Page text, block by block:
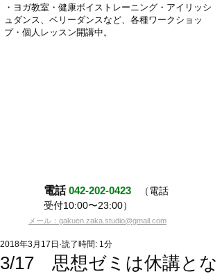
・ ヨガ教室・ 健康ボイストレーニング ・ アイリッシ
ュダンス、ベリーダンスなど、各種ワークショッ
プ・ 個人レッスン開講中。
電話042-202-0423
（電話
受付10:00〜23:00）
メール：gakuen.zaka.studio@gmail.com
3/17 思想ゼミは休講とな
2018年3月17日 読了時間: 1分